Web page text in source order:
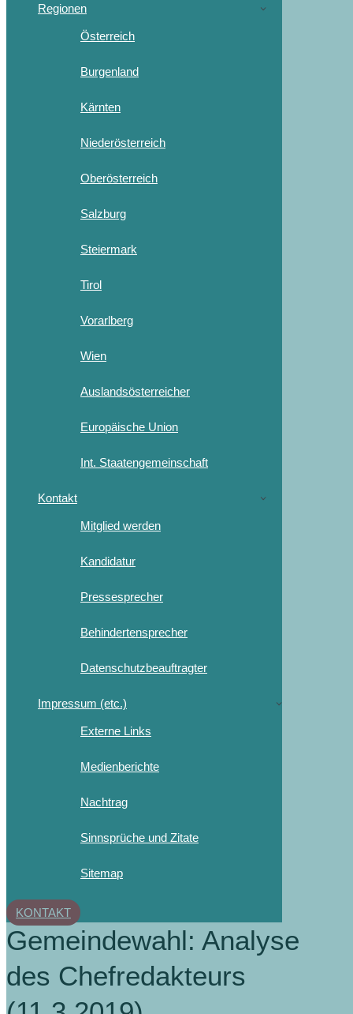
Regionen
Österreich
Burgenland
Kärnten
Niederösterreich
Oberösterreich
Salzburg
Steiermark
Tirol
Vorarlberg
Wien
Auslandsösterreicher
Europäische Union
Int. Staatengemeinschaft
Kontakt
Mitglied werden
Kandidatur
Pressesprecher
Behindertensprecher
Datenschutzbeauftragter
Impressum (etc.)
Externe Links
Medienberichte
Nachtrag
Sinnsprüche und Zitate
Sitemap
KONTAKT
Gemeindewahl: Analyse
des Chefredakteurs